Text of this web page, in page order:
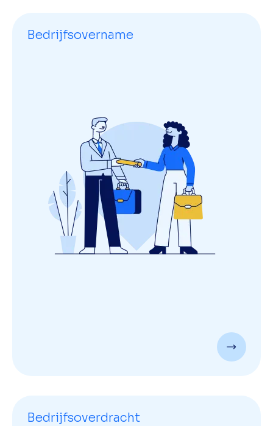
Bedrijfsovername
Bedrijfsoverdracht